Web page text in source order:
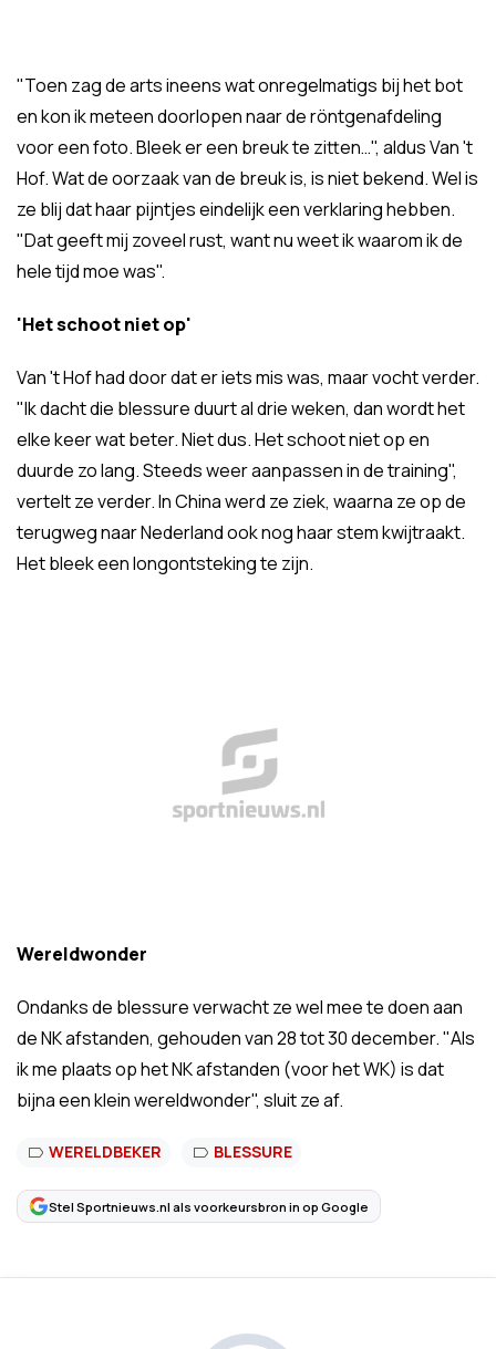
"Toen zag de arts ineens wat onregelmatigs bij het bot
en kon ik meteen doorlopen naar de röntgenafdeling
voor een foto. Bleek er een breuk te zitten…", aldus Van 't
Hof. Wat de oorzaak van de breuk is, is niet bekend. Wel is
ze blij dat haar pijntjes eindelijk een verklaring hebben.
"Dat geeft mij zoveel rust, want nu weet ik waarom ik de
hele tijd moe was".
'Het schoot niet op'
Van 't Hof had door dat er iets mis was, maar vocht verder.
"Ik dacht die blessure duurt al drie weken, dan wordt het
elke keer wat beter. Niet dus. Het schoot niet op en
duurde zo lang. Steeds weer aanpassen in de training",
vertelt ze verder. In China werd ze ziek, waarna ze op de
terugweg naar Nederland ook nog haar stem kwijtraakt.
Het bleek een longontsteking te zijn.
Wereldwonder
Ondanks de blessure verwacht ze wel mee te doen aan
de NK afstanden, gehouden van 28 tot 30 december. "Als
ik me plaats op het NK afstanden (voor het WK) is dat
bijna een klein wereldwonder", sluit ze af.
WERELDBEKER BLESSURE
Stel Sportnieuws.nl als voorkeursbron in op Google